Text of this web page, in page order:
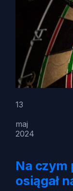
13
maj
2024
Na czym
osiągał